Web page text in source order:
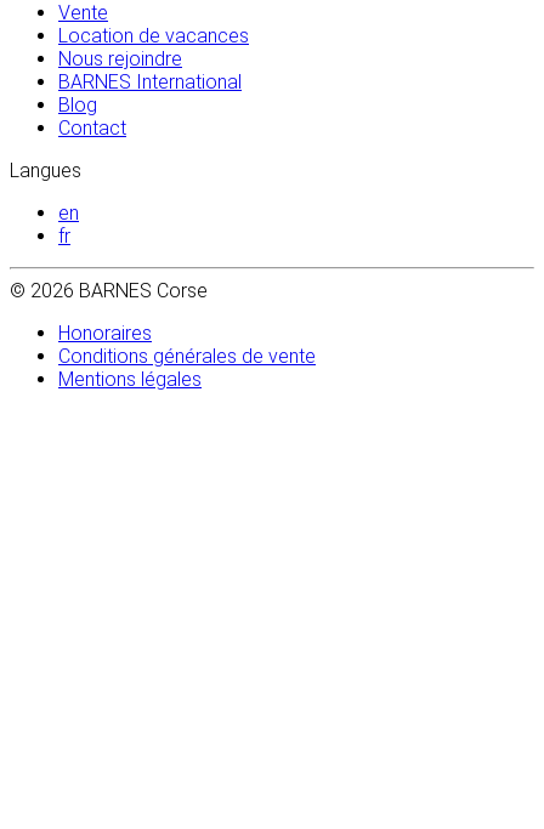
Vente
Location de vacances
Nous rejoindre
BARNES International
Blog
Contact
Langues
en
fr
© 2026 BARNES Corse
Honoraires
Conditions générales de vente
Mentions légales